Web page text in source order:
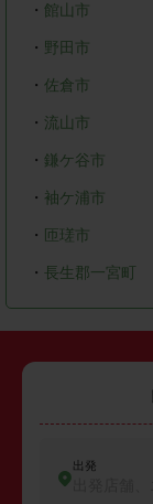
・ 館山市
・ 野田市
・ 佐倉市
・ 流山市
・ 鎌ケ谷市
・ 袖ケ浦市
・ 匝瑳市
・ 長生郡一宮町
出発